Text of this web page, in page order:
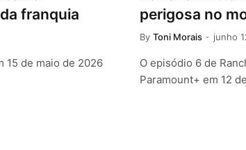
franquia
15 de maio de 2026
perigosa no
By Toni Morais junho
O episódio 6 de
Paramount+ em 12